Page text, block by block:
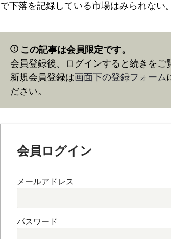
で下落を記録している市場はみられない。
この記事は会員限定です。
会員登録後、ログインすると続きをご
新規会員登録は画面下の登録フォーム
ださい。
会員ログイン
メールアドレス
パスワード